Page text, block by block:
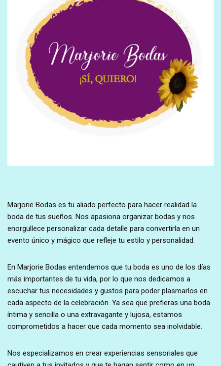
Marjorie Bodas es tu aliado perfecto para hacer realidad la
boda de tus sueños. Nos apasiona organizar bodas y nos
enorgullece personalizar cada detalle para convertirla en un
evento único y mágico que refleje tu estilo y personalidad.
En Marjorie Bodas entendemos que tu boda es uno de los días
más importantes de tu vida, por lo que nos dedicamos a
escuchar tus necesidades y gustos para poder plasmarlos en
cada aspecto de la celebración. Ya sea que prefieras una boda
íntima y sencilla o una extravagante y lujosa, estamos
comprometidos a hacer que cada momento sea inolvidable.
Nos especializamos en crear experiencias sensoriales que